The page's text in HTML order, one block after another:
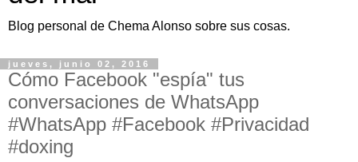
Blog personal de Chema Alonso sobre sus cosas.
jueves, junio 02, 2016
Cómo Facebook "espía" tus
conversaciones de WhatsApp
#WhatsApp #Facebook #Privacidad
#doxing